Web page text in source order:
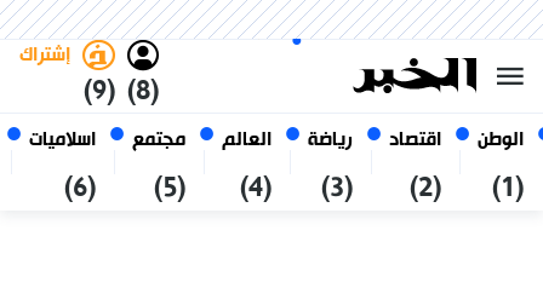
الوطن
(1)
اقتصاد
(2)
رياضة
(3)
العالم
(4)
مجتمع
(5)
اسلاميات
(6)
(8)
إشتراك
(9)
07 أغسطس 2026
الجزائر